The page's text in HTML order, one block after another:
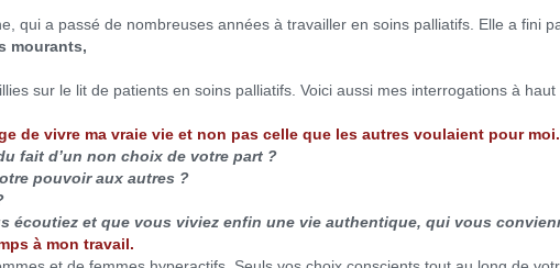
qui a passé de nombreuses années à travailler en soins palliatifs. Elle a fini
mourants,
sur le lit de patients en soins palliatifs. Voici aussi mes interrogations à
de vivre ma vraie vie et non pas celle que les autres voulaient pour moi.
fait d’un non choix de votre part ?
pouvoir aux autres ?
écoutiez et que vous viviez enfin une vie authentique, qui vous
à mon travail.